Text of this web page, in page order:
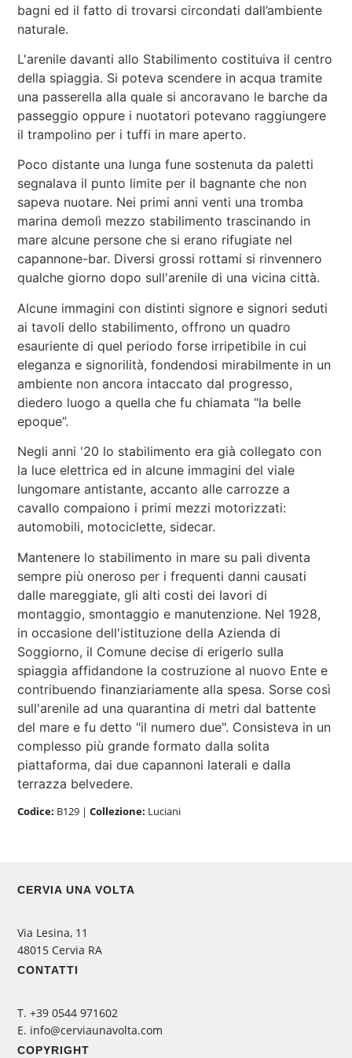
bagni ed il fatto di trovarsi circondati dall’ambiente
naturale.
L'arenile davanti allo Stabilimento costituiva il centro
della spiaggia. Si poteva scendere in acqua tramite
una passerella alla quale si ancoravano le barche da
passeggio oppure i nuotatori potevano raggiungere
il trampolino per i tuffi in mare aperto.
Poco distante una lunga fune sostenuta da paletti
segnalava il punto limite per il bagnante che non
sapeva nuotare. Nei primi anni venti una tromba
marina demolì mezzo stabilimento trascinando in
mare alcune persone che si erano rifugiate nel
capannone-bar. Diversi grossi rottami si rinvennero
qualche giorno dopo sull'arenile di una vicina città.
Alcune immagini con distinti signore e signori seduti
ai tavoli dello stabilimento, offrono un quadro
esauriente di quel periodo forse irripetibile in cui
eleganza e signorilità, fondendosi mirabilmente in un
ambiente non ancora intaccato dal progresso,
diedero luogo a quella che fu chiamata “la belle
epoque”.
Negli anni '20 lo stabilimento era già collegato con
la luce elettrica ed in alcune immagini del viale
lungomare antistante, accanto alle carrozze a
cavallo compaiono i primi mezzi motorizzati:
automobili, motociclette, sidecar.
Mantenere lo stabilimento in mare su pali diventa
sempre più oneroso per i frequenti danni causati
dalle mareggiate, gli alti costi dei lavori di
montaggio, smontaggio e manutenzione. Nel 1928,
in occasione dell'istituzione della Azienda di
Soggiorno, il Comune decise di erigerlo sulla
spiaggia affidandone la costruzione al nuovo Ente e
contribuendo finanziariamente alla spesa. Sorse così
sull'arenile ad una quarantina di metri dal battente
del mare e fu detto "il numero due". Consisteva in un
complesso più grande formato dalla solita
piattaforma, dai due capannoni laterali e dalla
terrazza belvedere.
Codice: B129 |Collezione: Luciani
CERVIA UNA VOLTA
Via Lesina, 11
48015 Cervia RA
CONTATTI
‭T. +39 0544 971602
E. info@cerviaunavolta.com
COPYRIGHT